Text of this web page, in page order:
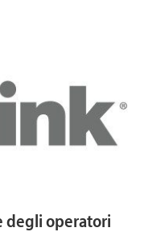
degli operatori